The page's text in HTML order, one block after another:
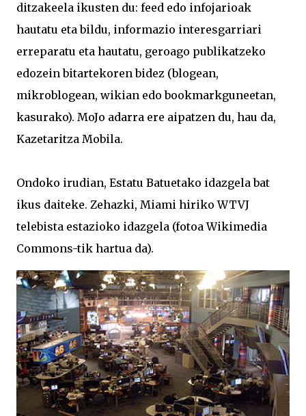
ditzakeela ikusten du: feed edo infojarioak
hautatu eta bildu, informazio interesgarriari
erreparatu eta hautatu, geroago publikatzeko
edozein bitartekoren bidez (blogean,
mikroblogean, wikian edo bookmarkguneetan,
kasurako). MoJo adarra ere aipatzen du, hau da,
Kazetaritza Mobila.
Ondoko irudian, Estatu Batuetako idazgela bat
ikus daiteke. Zehazki, Miami hiriko WTVJ
telebista estazioko idazgela (fotoa Wikimedia
Commons-tik hartua da).